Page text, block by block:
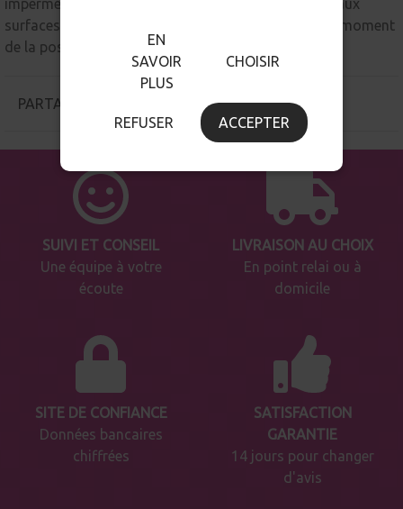
imperméables à l'eau et vont adhérer parfaitement aux
surfaces présentes dans une salle de bain ; mais au moment
de la pose, le lieu doit être le plus sec possible.
PARTAGER
SUIVI ET CONSEIL
Une équipe à votre
écoute
LIVRAISON AU CHOIX
En point relai ou à
domicile
SITE DE CONFIANCE
Données bancaires
chiffrées
SATISFACTION
GARANTIE
14 jours pour changer
d'avis
EN
SAVOIR
PLUS
CHOISIR
REFUSER ACCEPTER